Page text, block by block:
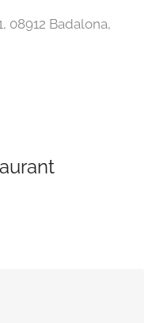
08912 Badalona,